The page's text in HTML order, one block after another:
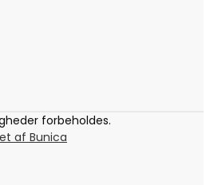
forbeholdes.
af Bunica